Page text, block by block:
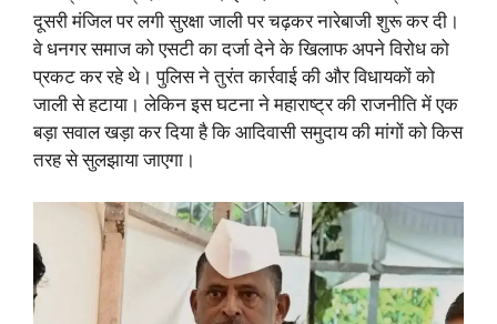
दूसरी मंजिल पर लगी सुरक्षा जाली पर चढ़कर नारेबाजी शुरू कर दी।
वे धनगर समाज को एसटी का दर्जा देने के खिलाफ अपने विरोध को
प्रकट कर रहे थे। पुलिस ने तुरंत कार्रवाई की और विधायकों को
जाली से हटाया। लेकिन इस घटना ने महाराष्ट्र की राजनीति में एक
बड़ा सवाल खड़ा कर दिया है कि आदिवासी समुदाय की मांगों को किस
तरह से सुलझाया जाएगा।